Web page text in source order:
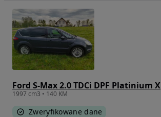
Ford S-Max 2.0 TDCi DPF Platinium X
1997 cm3 • 140 KM
Zweryfikowane dane